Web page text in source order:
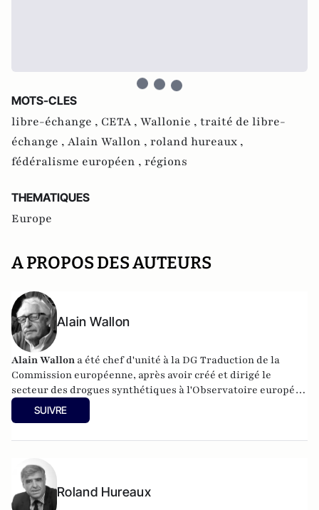
MOTS-CLES
libre-échange , CETA , Wallonie , traité de libre-
échange , Alain Wallon , roland hureaux ,
fédéralisme européen , régions
THEMATIQUES
Europe
A PROPOS DES AUTEURS
Alain Wallon
Alain Wallon a été chef d'unité à la DG Traduction de la
Commission européenne, après avoir créé et dirigé le
secteur des drogues synthétiques à l'Observatoire européen
des drogues et des toxicomanies, agence de l'UE sise à
Lisbonne. C'est aussi un ancien journaliste, chef dans les
Pratique des Hautes Etudes, VIème section devenue
ultérieurement l'Ehess.
SUIVRE
Roland Hureaux